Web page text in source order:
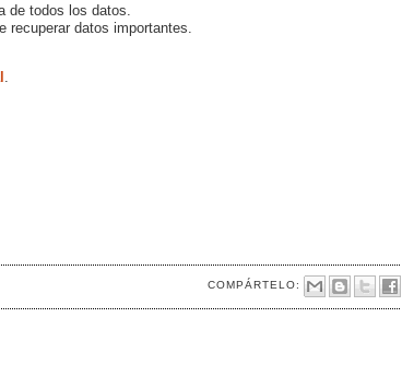
de todos los datos.
datos importantes.
COMPÁRTELO: